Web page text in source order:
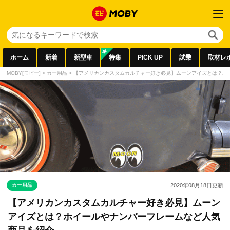
ホーム 新着 新型車 特集 PICK UP 試乗 取材レ
MOBY[モビー] > カー用品 > 【アメリカンカスタムカルチャー好き必見】ムーンアイズとは？
カー用品 2020年08月18日更新
【アメリカンカスタムカルチャー好き必見】ムーン
アイズとは？ホイールやナンバーフレームなど人気